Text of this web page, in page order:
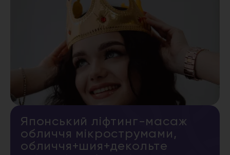
Японський ліфтинг-масаж
обличчя мікрострумами,
обличчя+шия+декольте